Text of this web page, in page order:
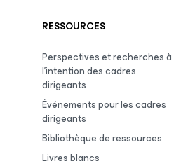
RESSOURCES
Perspectives et recherches à
l’intention des cadres
dirigeants
Événements pour les cadres
dirigeants
Bibliothèque de ressources